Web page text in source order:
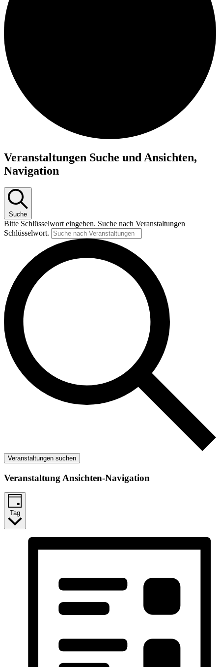
Veranstaltungen
für
2.
Februar
2025
Veranstaltungen Suche und Ansichten,
Navigation
Suche
Bitte Schlüsselwort eingeben. Suche nach Veranstaltungen
Schlüsselwort.
Veranstaltungen suchen
Veranstaltung Ansichten-Navigation
Tag